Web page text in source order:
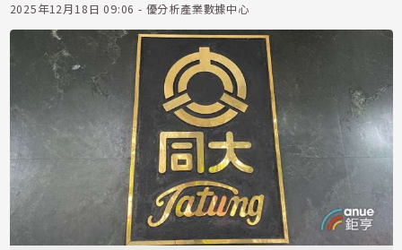
2025年12月18日 09:06 - 優分析產業數據中心